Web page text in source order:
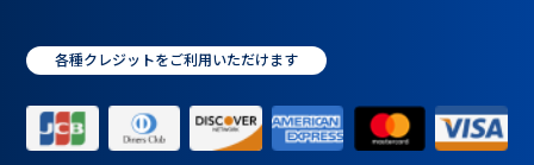
各種クレジットをご利用いただけます